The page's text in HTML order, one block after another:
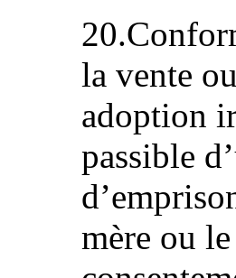
la vente
adoption
passible
mère ou